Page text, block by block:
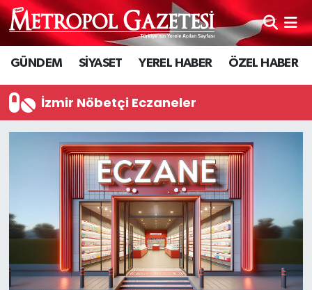
GÜNDEM SİYASET YEREL HABER ÖZEL HABER
İzmir Nöbetçi Eczaneler
Hava Durumu
Trafik Durumu
Süper Lig Puan Durumu ve Fikstür
Tüm Manşetler
Son Dakika Haberleri
Haber Arşivi